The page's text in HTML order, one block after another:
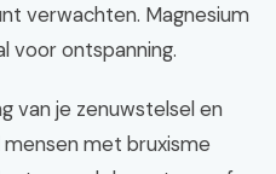
verwachten. Magnesium
voor ontspanning.
van je zenuwstelsel en
met bruxisme